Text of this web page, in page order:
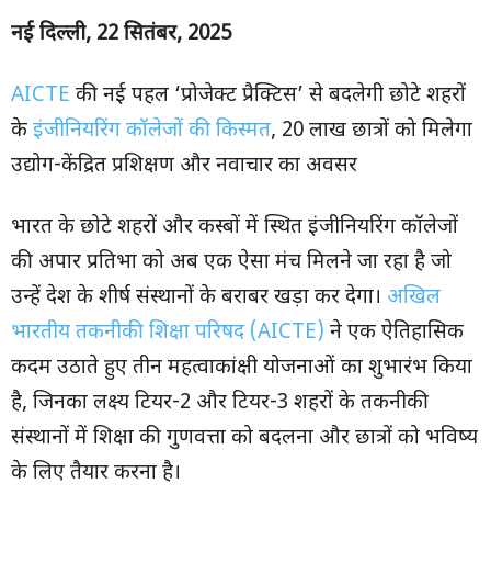
नई दिल्ली, 22 सितंबर, 2025
AICTE की नई पहल ‘प्रोजेक्ट प्रैक्टिस’ से बदलेगी छोटे शहरों
के इंजीनियरिंग कॉलेजों की किस्मत, 20 लाख छात्रों को मिलेगा
उद्योग-केंद्रित प्रशिक्षण और नवाचार का अवसर
भारत के छोटे शहरों और कस्बों में स्थित इंजीनियरिंग कॉलेजों
की अपार प्रतिभा को अब एक ऐसा मंच मिलने जा रहा है जो
उन्हें देश के शीर्ष संस्थानों के बराबर खड़ा कर देगा। अखिल
भारतीय तकनीकी शिक्षा परिषद (AICTE) ने एक ऐतिहासिक
कदम उठाते हुए तीन महत्वाकांक्षी योजनाओं का शुभारंभ किया
है, जिनका लक्ष्य टियर-2 और टियर-3 शहरों के तकनीकी
संस्थानों में शिक्षा की गुणवत्ता को बदलना और छात्रों को भविष्य
के लिए तैयार करना है।